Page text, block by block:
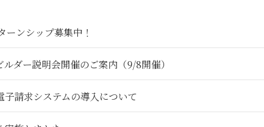
ーンシップ募集中！
ルダー説明会開催のご案内（9/8開催）
子請求システムの導入について